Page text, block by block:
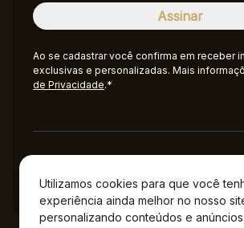
Utilizamos cookies para que você
experiência ainda melhor no nosso
personalizando conteúdos e anúncios,
Ao se cadastrar você confirma em receber
exclusivas e personalizadas. Mais
de Privacidade.*
Administração